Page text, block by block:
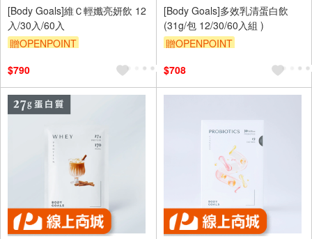
[Body Goals]維Ｃ輕孅亮妍飲 12
入/30入/60入
贈OPENPOINT
$790
[Body Goals]多效乳清蛋白飲
(31g/包 12/30/60入組 )
贈OPENPOINT
$708